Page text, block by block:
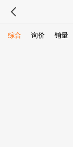
综合 询价 销量